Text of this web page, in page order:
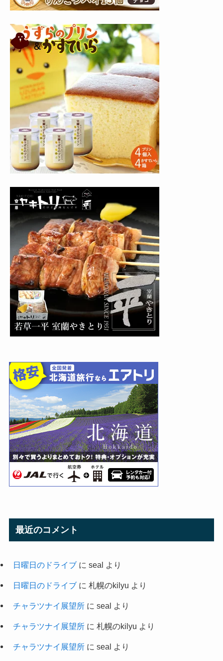
最近のコメント
日曜日のドライブに seal より
日曜日のドライブに 札幌のkilyu より
チャラツナイ展望所に seal より
チャラツナイ展望所に 札幌のkilyu より
チャラツナイ展望所に seal より